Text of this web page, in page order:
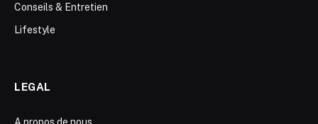
Conseils & Entretien
Lifestyle
LEGAL
A propos de nous